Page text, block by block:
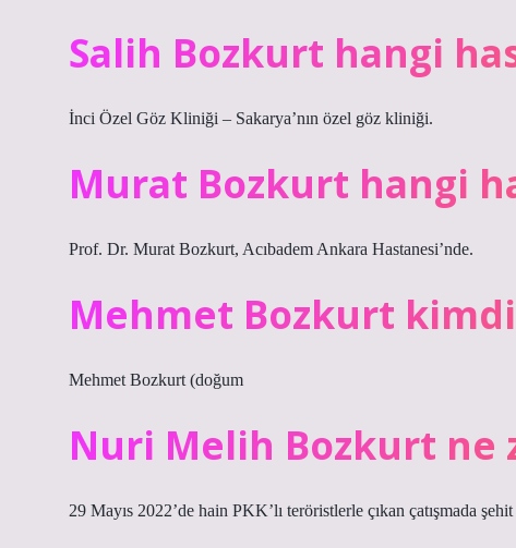
Salih Bozkurt hangi
İnci Özel Göz Kliniği – Sakarya’nın özel göz kliniği.
Murat Bozkurt hangi
Prof. Dr. Murat Bozkurt, Acıbadem Ankara Hastanesi’nde.
Mehmet Bozkurt
Mehmet Bozkurt (doğum
Nuri Melih Bozkurt ne
29 Mayıs 2022’de hain PKK’lı teröristlerle çıkan çatışmada